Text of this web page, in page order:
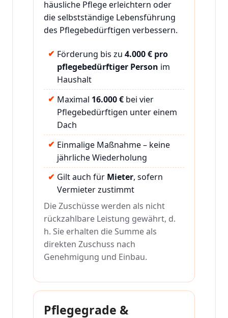
häusliche Pflege erleichtern oder
die selbstständige Lebensführung
des Pflegebedürftigen verbessern.
Förderung bis zu 4.000 € pro
pflegebedürftiger Person im
Haushalt
Maximal 16.000 €bei vier
Pflegebedürftigen unter einem
Dach
Einmalige Maßnahme – keine
jährliche Wiederholung
Gilt auch für Mieter, sofern
Vermieter zustimmt
Die Zuschüsse werden als nicht
rückzahlbare Leistung gewährt, d.
h. Sie erhalten die Summe als
direkten Zuschuss nach
Genehmigung und Einbau.
Pflegegrade &